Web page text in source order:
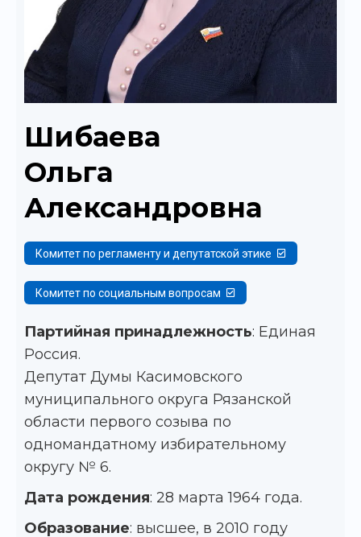
Шибаева
Ольга
Александровна
Комитет по регламенту и депутатской этике
Комитет по социальным вопросам
Партийная принадлежность: Единая
Россия.
Депутат Думы Касимовского
муниципального округа Рязанской
области первого созыва по
одномандатному избирательному
округу № 6.
Дата рождения: 28 марта 1964 года.
Образование: высшее, в 2010 году